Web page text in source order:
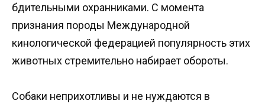
бдительными охранниками. С момента
признания породы Международной
кинологической федерацией популярность этих
животных стремительно набирает обороты.
Собаки неприхотливы и не нуждаются в